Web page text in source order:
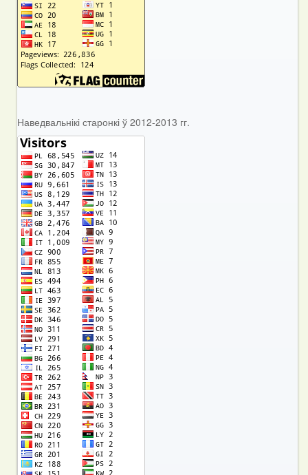
Наведвальнікі старонкі ў 2012-2013 гг.